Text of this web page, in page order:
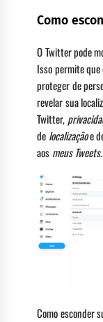
Como
O Twitter pode
Isso permite
proteger de
revelar sua
Twitter,
de localizaçãoe
aos meus Tweets.
Como esconder